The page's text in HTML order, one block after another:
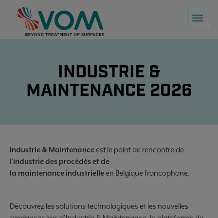
Toggle
INDUSTRIE &
MAINTENANCE 2026
Industrie & Maintenanceest le point de rencontre de
l’industrie des procédés et de
la maintenance industrielleen Belgique francophone.
Découvrez les solutions technologiques et les nouvelles